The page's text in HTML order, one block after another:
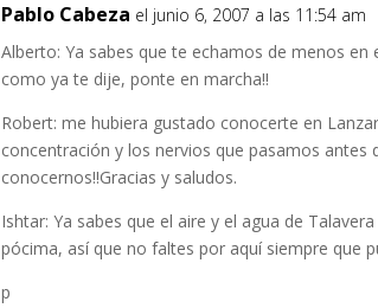
Pablo Cabeza el junio 6, 2007 a las 11:54 am
Alberto: Ya sabes que te echamos de menos
como ya te dije, ponte en marcha!!
Robert: me hubiera gustado conocerte en
concentración y los nervios que pasamos antes
conocernos!!Gracias y saludos.
Ishtar: Ya sabes que el aire y el agua de
pócima, así que no faltes por aquí siempre que
p